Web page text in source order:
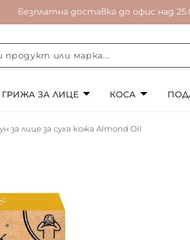
Безплатна доставка до офис над
ГРИЖА ЗА ЛИЦЕ КОСА
за лице за суха кожа Almond Oil